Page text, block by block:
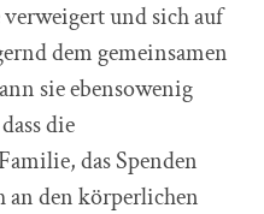
und sich auf
dem gemeinsamen
sie ebensowenig
die
das Spenden
an den körperlichen